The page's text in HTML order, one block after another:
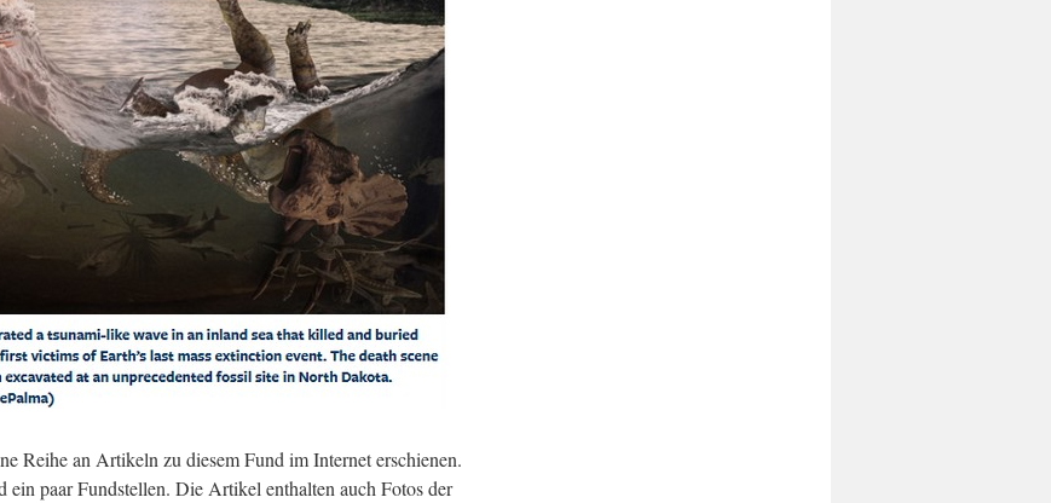
Reihe an Artikeln zu diesem Fund im Internet erschienen.
ein paar Fundstellen. Die Artikel enthalten auch Fotos der